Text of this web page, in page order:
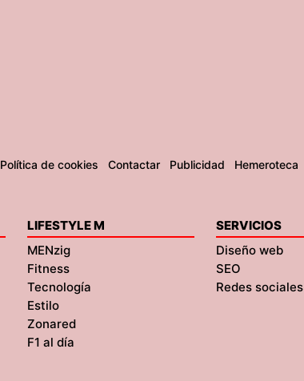
Política de cookies Contactar Publicidad Hemeroteca
LIFESTYLE M
MENzig
Fitness
Tecnología
Estilo
Zonared
F1 al día
SERVICIOS
Diseño web
SEO
Redes sociales